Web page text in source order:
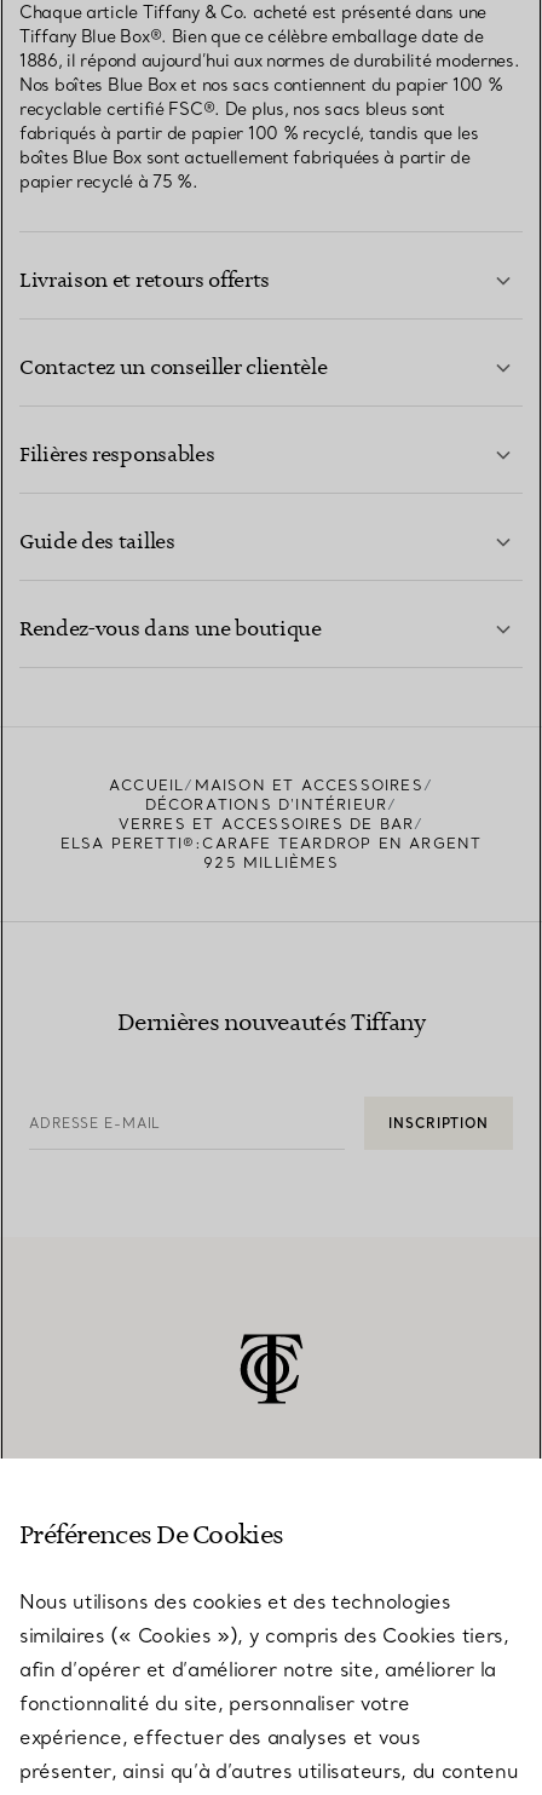
Chaque article Tiffany & Co. acheté est présenté dans une
Tiffany Blue Box®. Bien que ce célèbre emballage date de
1886, il répond aujourd’hui aux normes de durabilité modernes.
Nos boîtes Blue Box et nos sacs contiennent du papier 100 %
recyclable certifié FSC®. De plus, nos sacs bleus sont
fabriqués à partir de papier 100 % recyclé, tandis que les
boîtes Blue Box sont actuellement fabriquées à partir de
papier recyclé à 75 %.
Livraison et retours offerts
Contactez un conseiller clientèle
Filières responsables
Guide des tailles
Rendez-vous dans une boutique
TROUVEZ LA BOUTIQUE LA PLUS PROCHE
ACCUEIL
MAISON ET ACCESSOIRES
DÉCORATIONS D'INTÉRIEUR
VERRES ET ACCESSOIRES DE BAR
ELSA PERETTI®:CARAFE TEARDROP EN ARGENT
925 MILLIÈMES
Dernières nouveautés Tiffany
ADRESSE E-MAIL INSCRIPTION
SERVICES
À PROPOS
Préférences De Cookies
Nous utilisons des cookies et des technologies
similaires (« Cookies »), y compris des Cookies tiers,
afin d’opérer et d’améliorer notre site, améliorer la
fonctionnalité du site, personnaliser votre
expérience, effectuer des analyses et vous
présenter, ainsi qu’à d’autres utilisateurs, du contenu